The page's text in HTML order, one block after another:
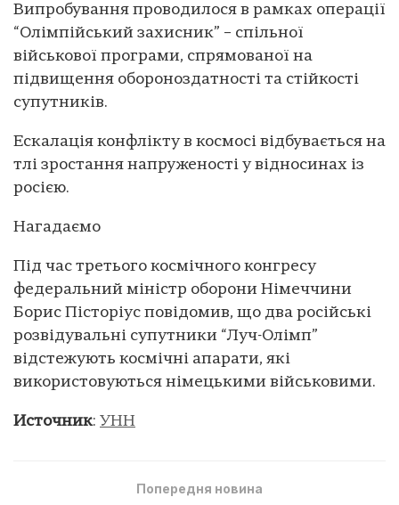
Випробування проводилося в рамках операції
“Олімпійський захисник” – спільної
військової програми, спрямованої на
підвищення обороноздатності та стійкості
супутників.
Ескалація конфлікту в космосі відбувається на
тлі зростання напруженості у відносинах із
росією.
Нагадаємо
Під час третього космічного конгресу
федеральний міністр оборони Німеччини
Борис Пісторіус повідомив, що два російські
розвідувальні супутники “Луч-Олімп”
відстежують космічні апарати, які
використовуються німецькими військовими.
Источник: УНН
Попередня новина